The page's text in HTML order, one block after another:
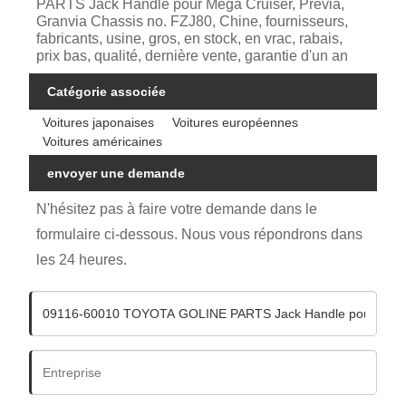
PARTS Jack Handle pour Mega Cruiser, Previa,
Granvia Chassis no. FZJ80, Chine, fournisseurs,
fabricants, usine, gros, en stock, en vrac, rabais,
prix bas, qualité, dernière vente, garantie d'un an
Catégorie associée
Voitures japonaises
Voitures européennes
Voitures américaines
envoyer une demande
N'hésitez pas à faire votre demande dans le
formulaire ci-dessous. Nous vous répondrons dans
les 24 heures.